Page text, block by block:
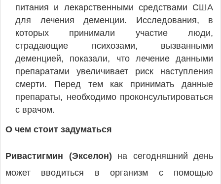
питания и лекарственными средствами США
для лечения деменции. Исследования, в
которых принимали участие люди,
страдающие психозами, вызванными
деменцией, показали, что лечение данными
препаратами увеличивает риск наступления
смерти. Перед тем как принимать данные
препараты, необходимо проконсультироваться
с врачом.
О чем стоит задуматься
Ривастигмин (Экселон) на сегодняшний день
может вводиться в организм с помощью